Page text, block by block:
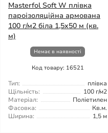
Masterfol Soft W плівка
пароізоляційна армована
100 г/м2 біла 1,5x50 м (кв.
м)
Немає в наявності
Код товару: 16521
Тип:
плівка
Щільність:
100 г/м2
Матеріал:
Поліетилен
Фасовка:
Кв.м.
Ширина:
1,5 м